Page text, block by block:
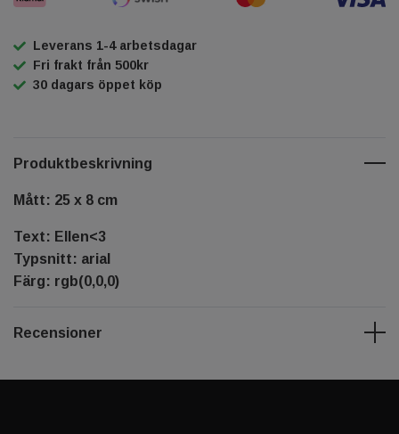
Leverans 1-4 arbetsdagar
Fri frakt från 500kr
30 dagars öppet köp
Produktbeskrivning
Mått: 25 x 8 cm
Text: Ellen<3
Typsnitt: arial
Färg: rgb(0,0,0)
Recensioner